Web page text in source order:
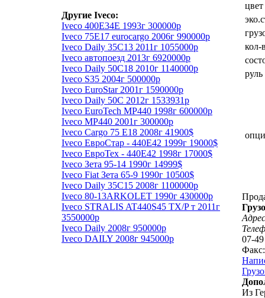
Другие Iveco:
Iveco 400Е34Е 1993г 300000р
Iveco 75E17 eurocargo 2006г 990000р
Iveco Daily 35C13 2011г 1055000р
Iveco автопоезд 2013г 6920000р
Iveco Daily 50C18 2010г 1140000р
Iveco S35 2004г 500000р
Iveco EuroStar 2001г 1590000р
Iveco Daily 50C 2012г 1533931р
Iveco EuroTech MP440 1998г 600000р
Iveco MP440 2001г 300000р
Iveco Cargo 75 Е18 2008г 41900$
Iveco ЕвроСтар - 440Е42 1999г 19000$
Iveco ЕвроТех - 440Е42 1998г 17000$
Iveco Зета 95-14 1990г 14999$
Iveco Fiat Зета 65-9 1990г 10500$
Iveco Daily 35C15 2008г 1100000р
Iveco 80-13ARKOLET 1990г 430000р
Iveco STRALIS AT440S45 TX/P т 2011г
3550000р
Iveco Daily 2008г 950000р
Iveco DAILY 2008г 945000р
цвет
кол-
руль
07-49
Из